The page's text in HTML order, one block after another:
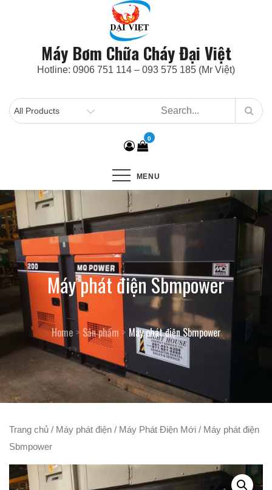
Máy Bơm Chữa Cháy Đại Việt
Hotline: 0906 751 114 – 093 575 185 (Mr Việt)
0
MENU
Máy phát điện Sbmpower
Home Sản phẩm Máy phát điện Sbmpower
Trang chủ / Máy phát điện / Máy Phát Điện Mới / Máy phát điện
Sbmpower